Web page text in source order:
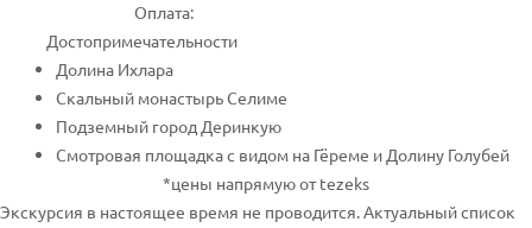
Оплата:
Достопримечательности
Долина Ихлара
Скальный монастырь Селиме
Подземный город Деринкую
Смотровая площадка с видом на Гёреме и Долину Голубей
*цены напрямую от tezeks
Экскурсия в настоящее время не проводится. Актуальный список